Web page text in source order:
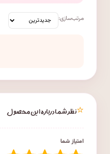
مرتب‌سازی:
⭐نظر شما درباره این محصول
امتیاز شما